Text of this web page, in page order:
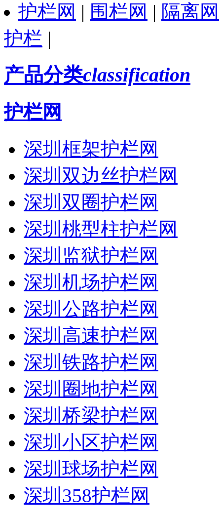
护栏网 | 围栏网 | 隔离网
护栏 |
产品分类classification
护栏网
深圳框架护栏网
深圳双边丝护栏网
深圳双圈护栏网
深圳桃型柱护栏网
深圳监狱护栏网
深圳机场护栏网
深圳公路护栏网
深圳高速护栏网
深圳铁路护栏网
深圳圈地护栏网
深圳桥梁护栏网
深圳小区护栏网
深圳球场护栏网
深圳358护栏网